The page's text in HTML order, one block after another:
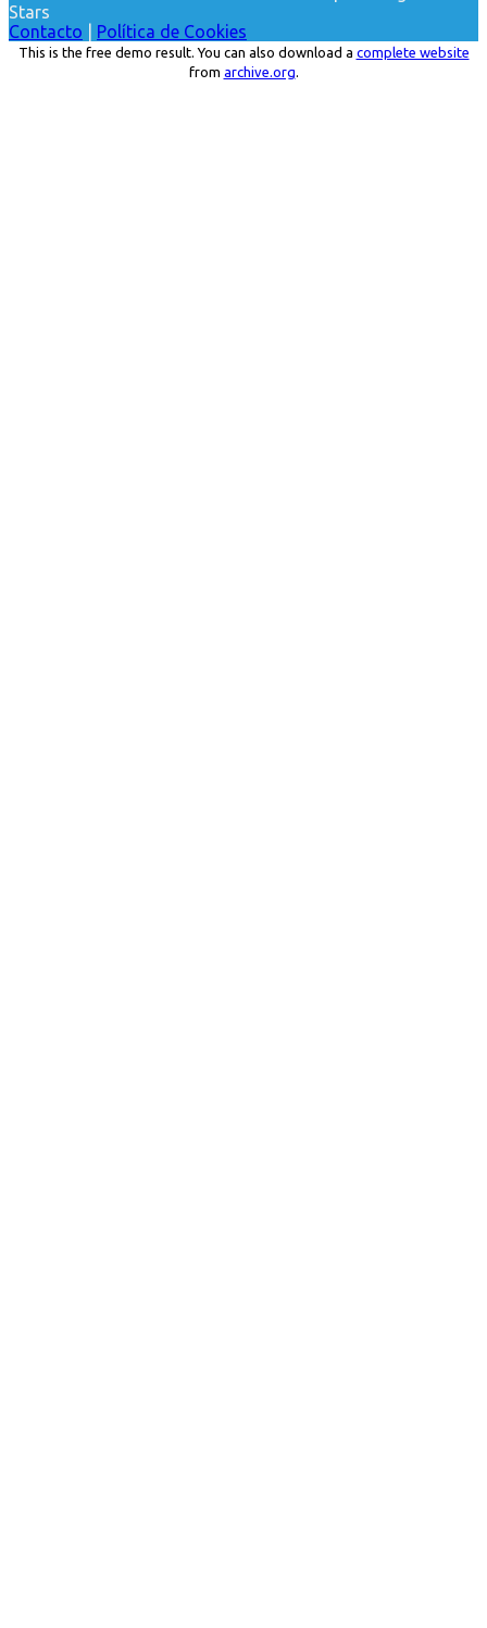
Stars
Contacto
Política de Cookies
This is the free demo result. You can also download a complete website
from archive.org.